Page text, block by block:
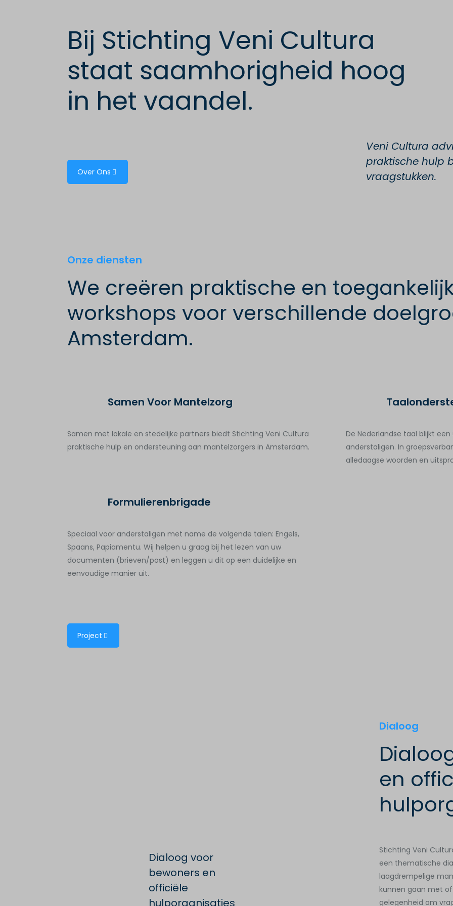
Bij Stichting Veni Cultura
staat saamhorigheid hoog
in het vaandel.
Over Ons
Veni Cultura
praktische hulp
vraagstukken.
Onze diensten
We creëren praktische en
workshops voor verschillende
Amsterdam.
Samen Voor Mantelzorg
Samen met lokale en stedelijke partners biedt Stichting Veni Cultura
praktische hulp en ondersteuning aan mantelzorgers in Amsterdam.
De Nederlandse taal blijkt
anderstaligen. In
alledaagse woorden en
Formulierenbrigade
Speciaal voor anderstaligen met name de volgende talen: Engels,
Spaans, Papiamentu. Wij helpen u graag bij het lezen van uw
documenten (brieven/post) en leggen u dit op een duidelijke en
eenvoudige manier uit.
Project
Dialoog voor
bewoners en
officiële
hulporganisaties
Dialoog
en
Stichting Veni
een thematische
laagdrempelige
kunnen gaan met
gelegenheid om